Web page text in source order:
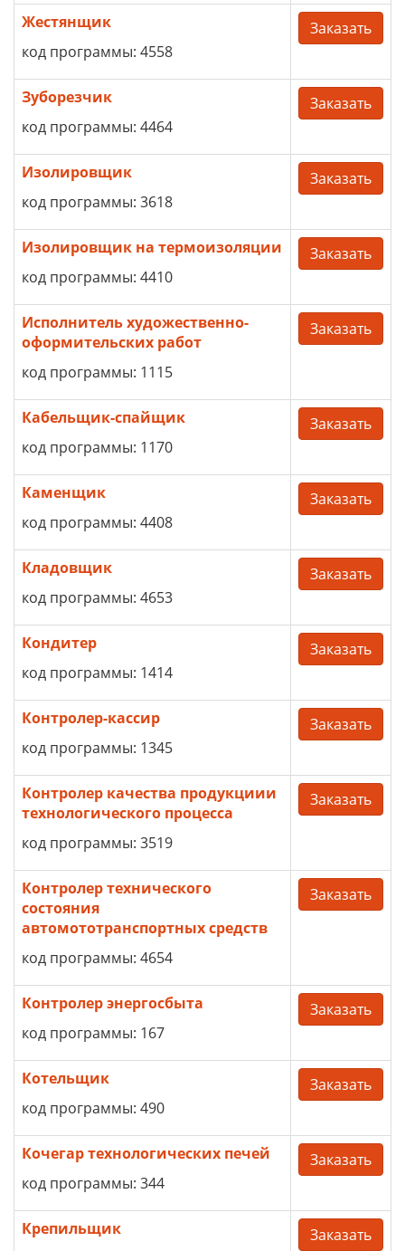
Жестянщик
код программы: 4558
Заказать
Зуборезчик
код программы: 4464
Заказать
Изолировщик
код программы: 3618
Заказать
Изолировщик на термоизоляции
код программы: 4410
Заказать
Исполнитель художественно-
оформительских работ
код программы: 1115
Заказать
Кабельщик-спайщик
код программы: 1170
Заказать
Каменщик
код программы: 4408
Заказать
Кладовщик
код программы: 4653
Заказать
Кондитер
код программы: 1414
Заказать
Контролер-кассир
код программы: 1345
Заказать
Контролер качества продукциии
технологического процесса
код программы: 3519
Заказать
Контролер технического
состояния
автомототранспортных средств
код программы: 4654
Заказать
Контролер энергосбыта
код программы: 167
Заказать
Котельщик
код программы: 490
Заказать
Кочегар технологических печей
код программы: 344
Заказать
Крепильщик
Заказать